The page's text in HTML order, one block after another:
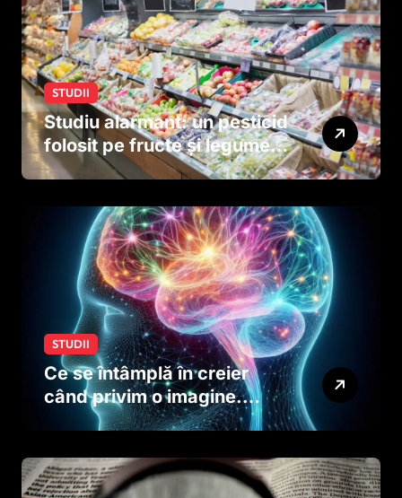
STUDII
Studiu alarmant: un pesticid
folosit pe fructe și legume
ar putea afecta dezvoltarea
dinainte de naștere
STUDII
Ce se întâmplă în creier
când privim o imagine.
Studiul care explică rolul